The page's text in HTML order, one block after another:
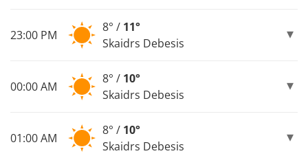
23:00 PM
8° / 11°
Skaidrs Debesis
00:00 AM
8° / 10°
Skaidrs Debesis
01:00 AM
8° / 10°
Skaidrs Debesis